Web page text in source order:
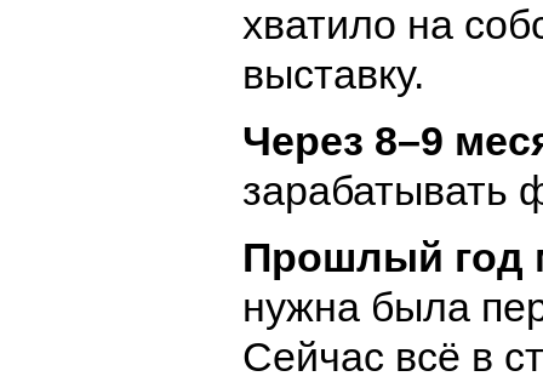
хватило на
выставку.
Через 8–9
зарабатывать
Прошлый год
нужна была
Сейчас всё в